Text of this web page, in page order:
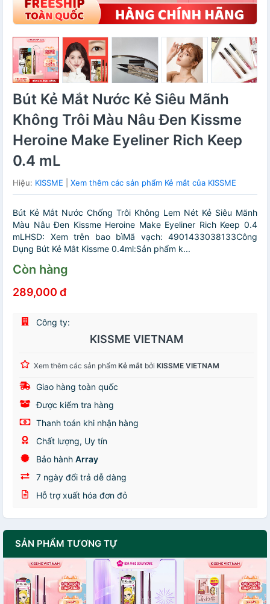
Bút Kẻ Mắt Nước Kẻ Siêu Mãnh
Không Trôi Màu Nâu Đen Kissme
Heroine Make Eyeliner Rich Keep
0.4 mL
Hiệu: KISSME Xem thêm các sản phẩm Kẻ mắt của KISSME
Bút Kẻ Mắt Nước Chống Trôi Không Lem Nét Kẻ Siêu Mãnh
Màu Nâu Đen Kissme Heroine Make Eyeliner Rich Keep 0.4
mLHSD: Xem trên bao bìMã vạch: 4901433038133Công
Dụng Bút Kẻ Mắt Kissme 0.4ml:Sản phẩm k...
Còn hàng
289,000 đ
Công ty:
KISSME VIETNAM
Xem thêm các sản phẩm Kẻ mắt bởi KISSME VIETNAM
Giao hàng toàn quốc
Được kiểm tra hàng
Thanh toán khi nhận hàng
Chất lượng, Uy tín
Bảo hành Array
7 ngày đổi trả dễ dàng
Hỗ trợ xuất hóa đơn đỏ
SẢN PHẨM TƯƠNG TỰ